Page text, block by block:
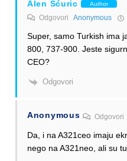
Alen Šćuric Author
Odgovori Anonymous
Super, samo Turkish ima
800, 737-900. Jeste
CEO?
Odgovori
Anonymous
Da, i na A321ceo imaju
nego na A321neo, ali su tu.